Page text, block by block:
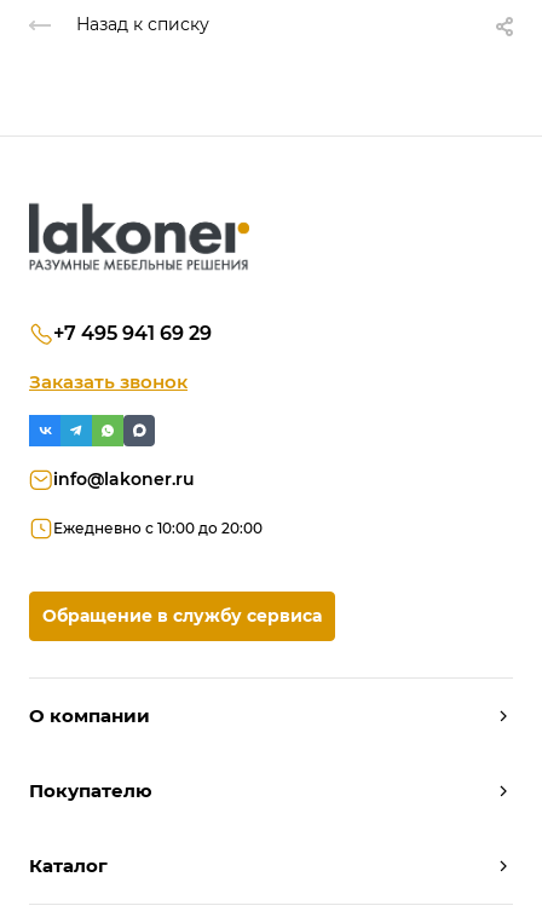
Назад к списку
О компании
Условия работы
Отзывы
Покупателю
Вызвать дизайнера
Реализованные проекты
Каталог
Шкафы
+7 495 941 69 29
Заказать звонок
info@lakoner.ru
Ежедневно с 10:00 до 20:00
Обращение в службу сервиса